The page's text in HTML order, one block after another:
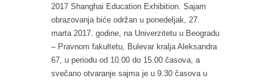
2017 Shanghai Education Exhibition. Sajam
obrazovanja biće održan u ponedeljak, 27.
marta 2017. godine, na Univerzitetu u Beogradu
– Pravnom fakultetu, Bulevar kralja Aleksandra
67, u periodu od 10.00 do 15.00 časova, a
svečano otvaranje sajma je u 9.30 časova u